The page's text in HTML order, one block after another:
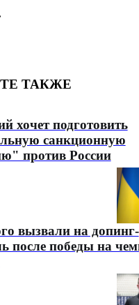
ТАКЖЕ
хочет подготовить
санкционную
против России
вызвали на допинг-
после победы на